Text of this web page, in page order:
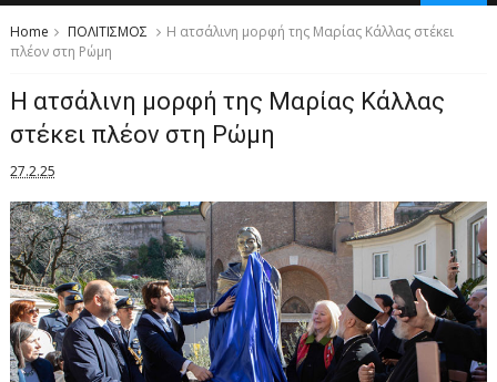
Home ΠΟΛΙΤΙΣΜΟΣ
Η ατσάλινη μορφή της Μαρίας Κάλλας στέκει
πλέον στη Ρώμη
Η ατσάλινη μορφή της Μαρίας Κάλλας
στέκει πλέον στη Ρώμη
27.2.25